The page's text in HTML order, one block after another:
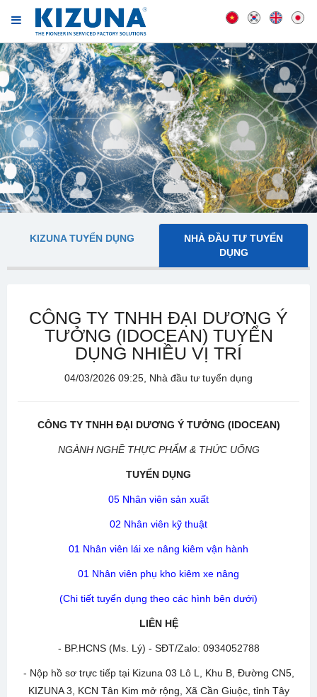
KIZUNA TUYỂN DỤNG
NHÀ ĐẦU TƯ TUYỂN
DỤNG
CÔNG TY TNHH ĐẠI DƯƠNG Ý
TƯỞNG (IDOCEAN) TUYỂN
DỤNG NHIỀU VỊ TRÍ
04/03/2026 09:25, Nhà đầu tư tuyển dụng
CÔNG TY TNHH ĐẠI DƯƠNG Ý TƯỞNG (IDOCEAN)
NGÀNH NGHỀ THỰC PHẨM & THỨC UỐNG
TUYỂN DỤNG
05 Nhân viên sản xuất
02 Nhân viên kỹ thuật
01 Nhân viên lái xe nâng kiêm vận hành
01 Nhân viên phụ kho kiêm xe nâng
(Chi tiết tuyển dụng theo các hình bên dưới)
LIÊN HỆ
- BP.HCNS (Ms. Lý) - SĐT/Zalo: 0934052788
- Nộp hồ sơ trực tiếp tại Kizuna 03 Lô L, Khu B, Đường CN5,
KIZUNA 3, KCN Tân Kim mở rộng, Xã Cần Giuộc, tỉnh Tây